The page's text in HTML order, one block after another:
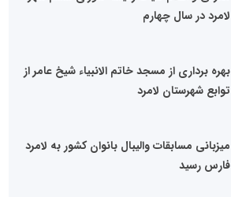
لامرد در سال چهارم
بهره برداری از مسجد خاتم الانبیاء شیخ عامر از
توابع شهرستان لامرد
میزبانی مسابقات والیبال بانوان کشور به لامرد
فارس رسید